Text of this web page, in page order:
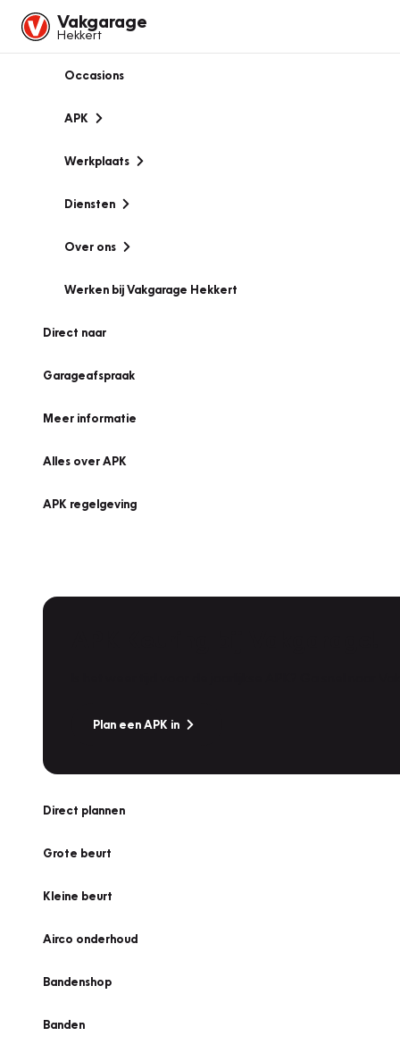
Vakgarage
Hekkert
Occasions
APK
Werkplaats
Diensten
Over ons
Werken bij Vakgarage Hekkert
Direct naar
Garageafspraak
Meer informatie
Alles over APK
APK regelgeving
Plan een APK in
Direct plannen
Grote beurt
Kleine beurt
Airco onderhoud
Bandenshop
Banden